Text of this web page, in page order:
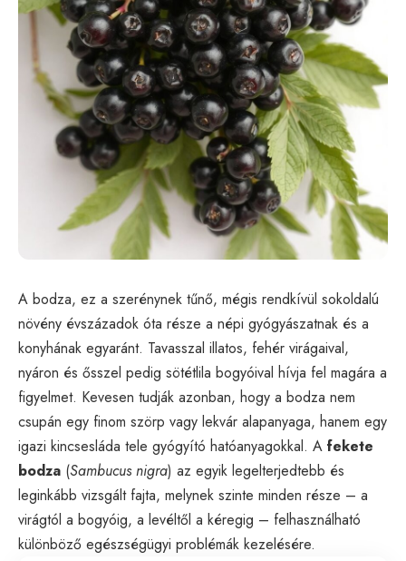
A bodza, ez a szerénynek tűnő, mégis rendkívül sokoldalú
növény évszázadok óta része a népi gyógyászatnak és a
konyhának egyaránt. Tavasszal illatos, fehér virágaival,
nyáron és ősszel pedig sötétlila bogyóival hívja fel magára a
figyelmet. Kevesen tudják azonban, hogy a bodza nem
csupán egy finom szörp vagy lekvár alapanyaga, hanem egy
igazi kincsesláda tele gyógyító hatóanyagokkal. A fekete
bodza (Sambucus nigra) az egyik legelterjedtebb és
leginkább vizsgált fajta, melynek szinte minden része – a
virágtól a bogyóig, a levéltől a kéregig – felhasználható
különböző egészségügyi problémák kezelésére.